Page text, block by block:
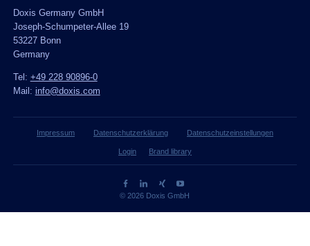
Doxis Germany GmbH
Joseph-Schumpeter-Allee 19
53227 Bonn
Germany
Tel: +49 228 90896-0
Mail: info@doxis.com
Impressum Datenschutzerklärung Datenschutzeinstellungen
Login Brand library
© 2026 Doxis GmbH